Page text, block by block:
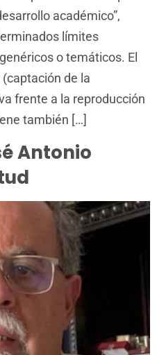
académico”,
límites
o temáticos. El
de la
frente a la reproducción
también […]
Antonio